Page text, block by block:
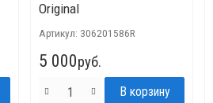
Original
Артикул: 306201586R
5 000руб.